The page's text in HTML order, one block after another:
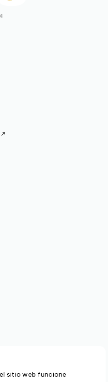
sitio web funcione